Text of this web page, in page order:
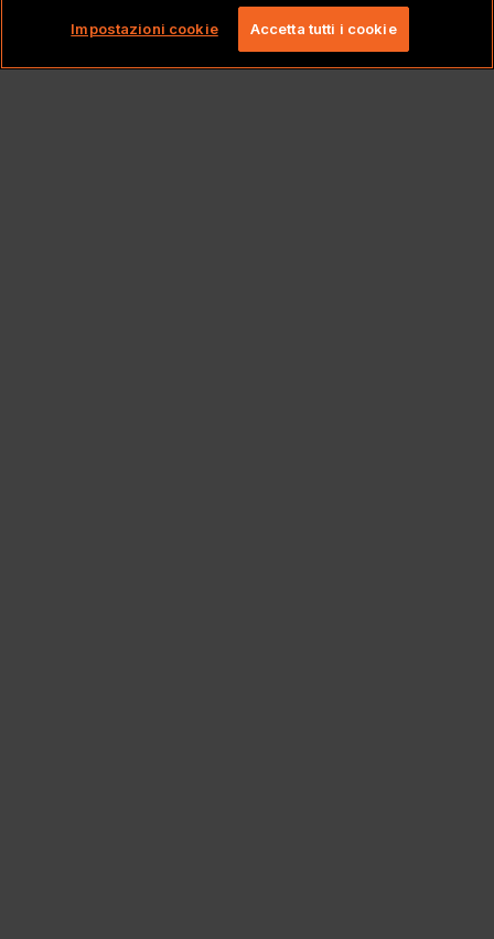
i diritti riservati.
Impostazioni cookie Accetta tutti i cookie